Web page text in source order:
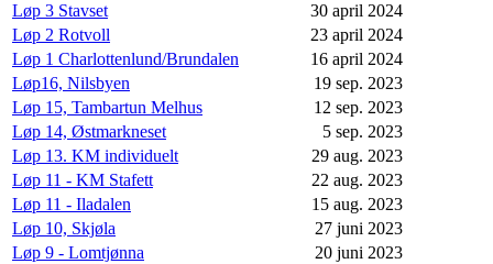
Løp 3 Stavset
30 april 2024
Løp 2 Rotvoll
23 april 2024
Løp 1 Charlottenlund/Brundalen
16 april 2024
Løp16, Nilsbyen
19 sep. 2023
Løp 15, Tambartun Melhus
12 sep. 2023
Løp 14, Østmarkneset
5 sep. 2023
Løp 13. KM individuelt
29 aug. 2023
Løp 11 - KM Stafett
22 aug. 2023
Løp 11 - Iladalen
15 aug. 2023
Løp 10, Skjøla
27 juni 2023
Løp 9 - Lomtjønna
20 juni 2023